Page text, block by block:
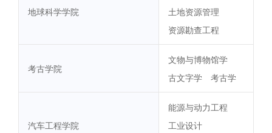
地球科学学院
土地资源管理
资源勘查工程
考古学院
文物与博物馆学
古文字学
考古学
汽车工程学院
能源与动力工程
工业设计